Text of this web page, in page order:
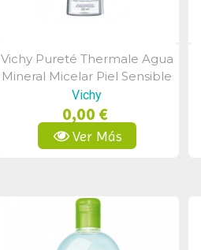
Vista Rápida
Vichy Pureté Thermale Agua
Mineral Micelar Piel Sensible
400ml
Vichy
0,00 €
Ver Más